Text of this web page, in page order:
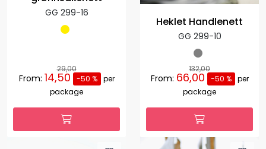
GG 299-16
29,00
From: 14,50 -50 %
per
package
Heklet Handlenett
GG 299-10
132,00
From: 66,00 -50 %
per
package